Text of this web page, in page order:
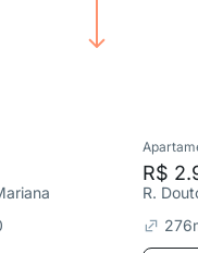
R$
R.
276